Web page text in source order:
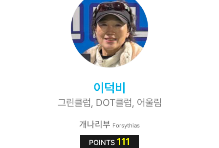
이덕비
그린클럽, DOT클럽, 어울림
개나리부 Forsythias
POINTS 111